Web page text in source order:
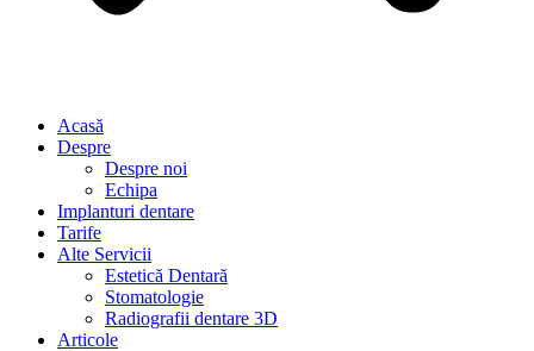
Acasă
Despre
Despre noi
Echipa
Implanturi dentare
Tarife
Alte Servicii
Estetică Dentară
Stomatologie
Radiografii dentare 3D
Articole